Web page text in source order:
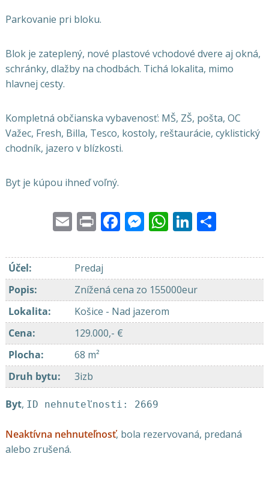
Parkovanie pri bloku.
Blok je zateplený, nové plastové vchodové dvere aj okná,
schránky, dlažby na chodbách. Tichá lokalita, mimo
hlavnej cesty.
Kompletná občianska vybavenosť: MŠ, ZŠ, pošta, OC
Važec, Fresh, Billa, Tesco, kostoly, reštaurácie, cyklistický
chodník, jazero v blízkosti.
Byt je kúpou ihneď voľný.
EmailPrintFacebook
Messenger
WhatsApp
LinkedIn
Účel:
Predaj
Popis:
Znížená cena zo 155000eur
Lokalita:
Košice - Nad jazerom
Cena:
129.000,- €
Plocha:
68 m²
Druh bytu: 3izb
Byt, ID nehnuteľnosti: 2669
Neaktívna nehnuteľnosť, bola rezervovaná, predaná
alebo zrušená.